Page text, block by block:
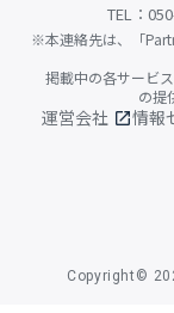
TEL：
※本連絡先は、「
掲載中の各サービ
の提
運営会社 open_in_new情報
Copyright©